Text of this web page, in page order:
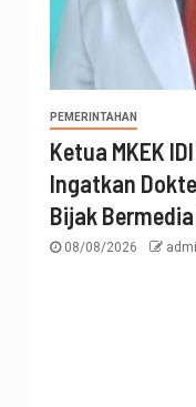
PEMERINTAHAN
Ketua MKEK
Ingatkan
Bijak
08/08/2026